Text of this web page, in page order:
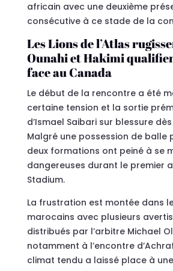
africain avec une deuxième
consécutive à ce stade de la
Les Lions de l’Atlas
Ounahi et Hakimi
face au Canada
Le début de la rencontre a été
certaine tension et la sortie
d’Ismael Saibari sur blessure
Malgré une possession de balle
deux formations ont peiné à se
dangereuses durant le premier
Stadium.
La frustration est montée dans
marocains avec plusieurs
distribués par l’arbitre Michael
notamment à l’encontre
climat tendu a laissé place à